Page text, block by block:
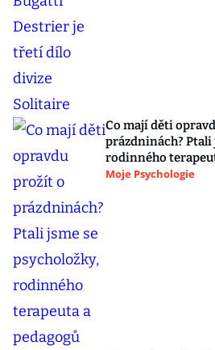
Co mají děti
prázdninách? Ptali
rodinného
Moje Psychologie